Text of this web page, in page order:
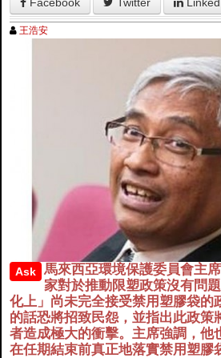
王浩安
Ask
馬來西亞環境保護委員會主
家對於推動限塑政策沒有問
化上」尚未完全接受禁用塑膠袋的
的話恐將招致民怨，並指出此政策
者造成極大的衝擊。主席強調，他
在任期結束前真正地落實禁用塑膠